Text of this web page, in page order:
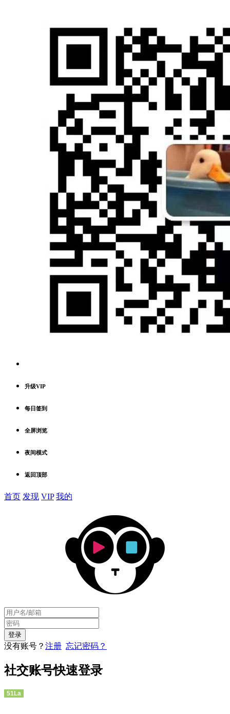
升级VIP
每日签到
全屏浏览
夜间模式
返回顶部
首页 发现 VIP 我的
没有账号？ 注册 忘记密码？
社交账号快速登录
51La